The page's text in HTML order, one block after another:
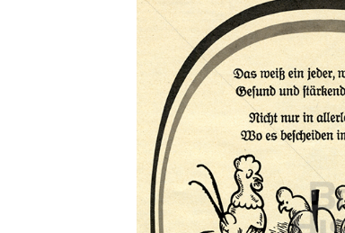
Einst und Heute
Marken
Konzerne
Epoche